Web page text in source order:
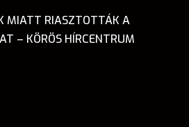
MIATT RIASZTOTTÁK A
– KÖRÖS HÍRCENTRUM